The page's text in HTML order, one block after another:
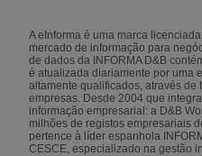
A eInforma é uma marca
mercado de informação para
de dados da INFORMA D&B
é atualizada diariamente por uma
altamente qualificados, através de
empresas. Desde 2004 que
informação empresarial: a D&B
milhões de registos empresariais
pertence à líder espanhola
CESCE, especializado na gestão